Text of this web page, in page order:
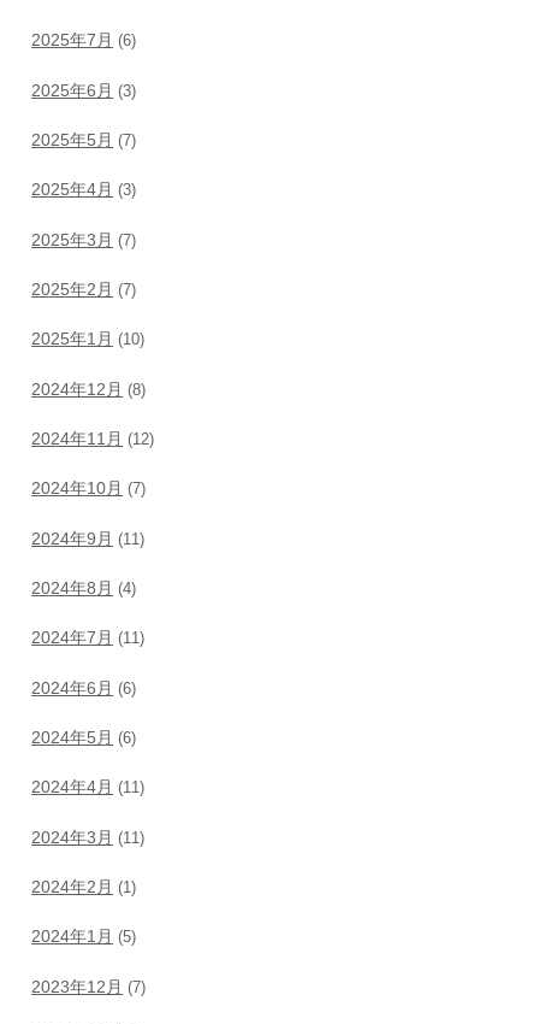
2025年7月 (6)
2025年6月 (3)
2025年5月 (7)
2025年4月 (3)
2025年3月 (7)
2025年2月 (7)
2025年1月 (10)
2024年12月 (8)
2024年11月 (12)
2024年10月 (7)
2024年9月 (11)
2024年8月 (4)
2024年7月 (11)
2024年6月 (6)
2024年5月 (6)
2024年4月 (11)
2024年3月 (11)
2024年2月 (1)
2024年1月 (5)
2023年12月 (7)